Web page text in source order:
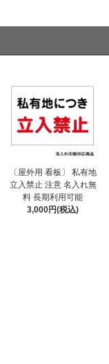
〔屋外用 看板〕 私有地
立入禁止 注意 名入れ無
料 長期利用可能
3,000円(税込)